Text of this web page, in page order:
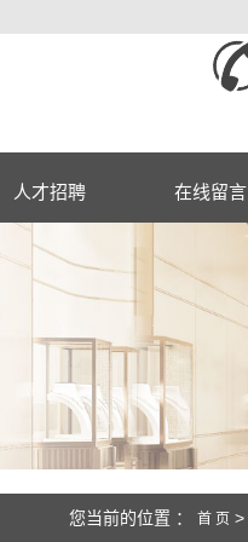
人才招聘 在线留言
您当前的位置 ： 首 页 >